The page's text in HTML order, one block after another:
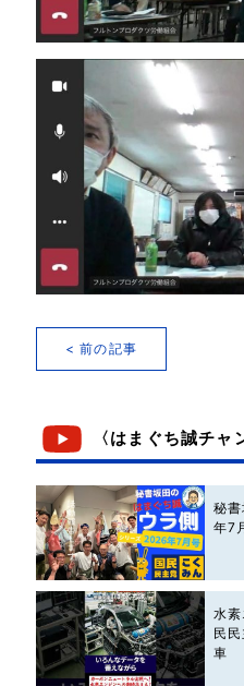
< 前の記事
〈はまぐち誠チ
秘
年7
水
民
車